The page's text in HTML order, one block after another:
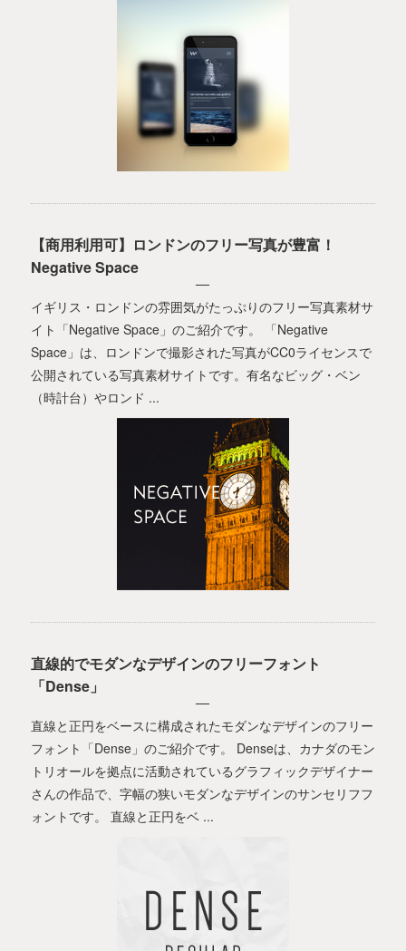
【商用利用可】ロンドンのフリー写真が豊富！
Negative Space
イギリス・ロンドンの雰囲気がたっぷりのフリー写真素材サ
イト「Negative Space」のご紹介です。 「Negative
Space」は、ロンドンで撮影された写真がCC0ライセンスで
公開されている写真素材サイトです。有名なビッグ・ベン
（時計台）やロンド ...
直線的でモダンなデザインのフリーフォント
「Dense」
直線と正円をベースに構成されたモダンなデザインのフリー
フォント「Dense」のご紹介です。 Denseは、カナダのモン
トリオールを拠点に活動されているグラフィックデザイナー
さんの作品で、字幅の狭いモダンなデザインのサンセリフフ
ォントです。 直線と正円をベ ...